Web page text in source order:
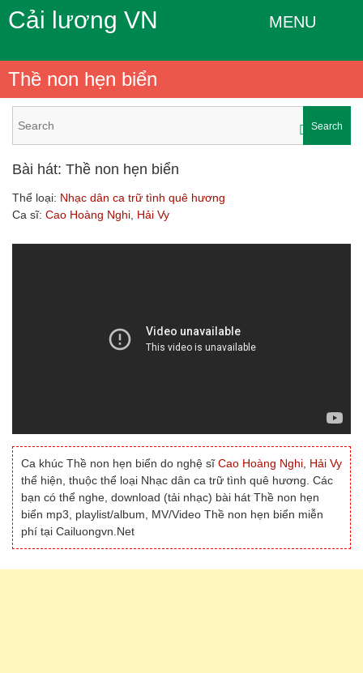
Cải lương VN MENU
Thề non hẹn biển
Search
Bài hát: Thề non hẹn biển
Thể loại: Nhạc dân ca trữ tình quê hương
Ca sĩ: Cao Hoàng Nghi Hải Vy
Ca khúc Thề non hẹn biển do nghệ sĩCao Hoàng Nghi Hải Vy
thể hiện, thuộc thể loại Nhạc dân ca trữ tình quê hương. Các
bạn có thể nghe, download (tải nhạc) bài hát Thề non hẹn
biển mp3, playlist/album, MV/Video Thề non hẹn biển miễn
phí tại Cailuongvn.Net